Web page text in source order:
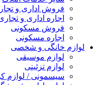
فروش اداری و
اجاره اداری و
فروش مسکونی
اجاره مسکونی
لوازم خانگی و شخصی
لوازم موسیقی
لوازم تزئینی
سیسمونی / لوازم